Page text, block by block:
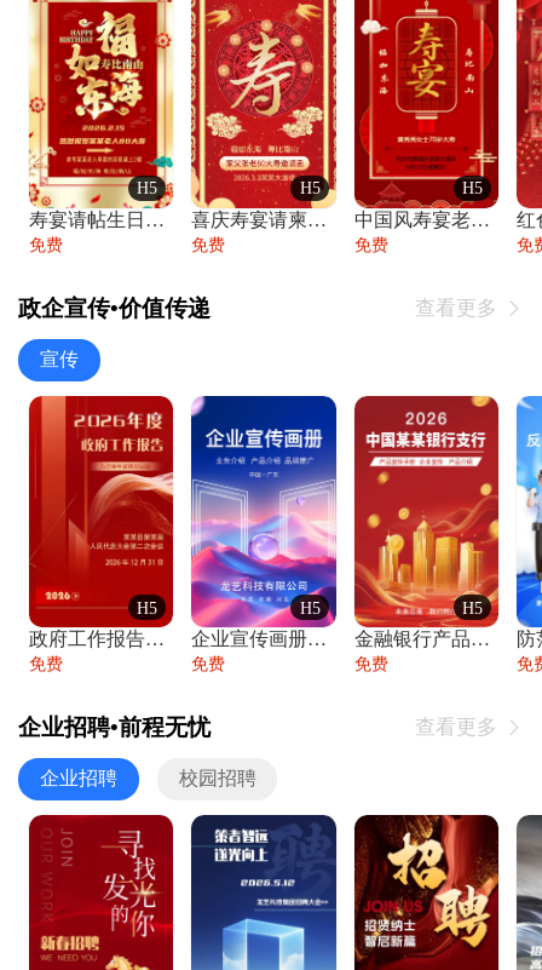
H5
寿宴请帖生日宴邀请函老人寿星生日快乐祝寿
免费
H5
喜庆寿宴请柬老人生日宴会邀请函请柬过大寿
免费
H5
中国风寿宴老人生日宴会邀请函寿宴请帖请柬
免费 免
政企宣传•价值传递 查看更多 
宣传
H5
政府工作报告政府年终工作总结
免费
H5
企业宣传画册公司简介产品介绍业务宣传手册
免费
H5
金融银行产品宣传手册企业宣传产品介绍
免费
防
免
企业招聘•前程无忧 查看更多 
企业招聘 校园招聘